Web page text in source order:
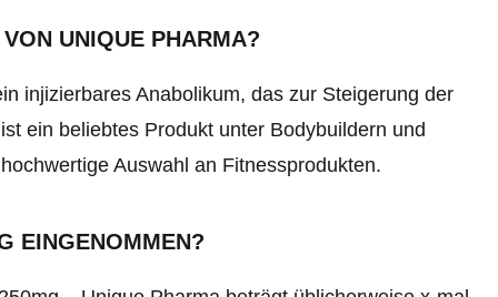
UNIQUE PHARMA?
injizierbares Anabolikum, das zur Steigerung der
ein beliebtes Produkt unter Bodybuildern und
Auswahl an Fitnessprodukten.
EINGENOMMEN?